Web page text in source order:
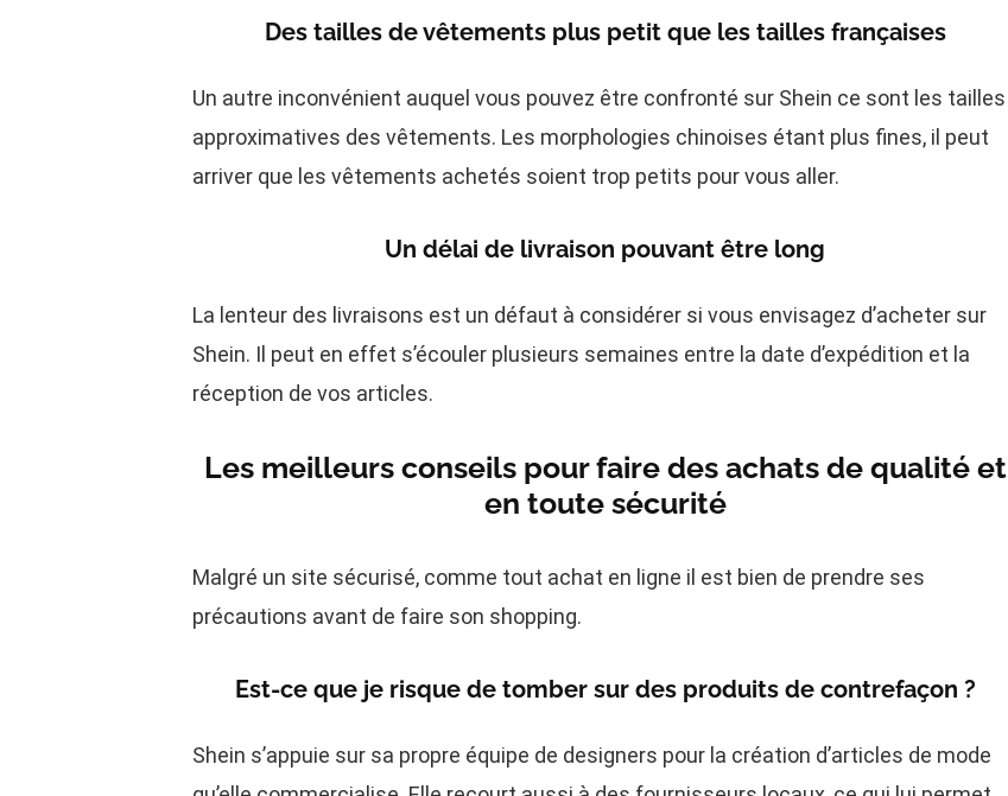
Des tailles de vêtements plus petit que les tailles françaises
Un autre inconvénient auquel vous pouvez être confronté sur Shein ce sont les tailles
approximatives des vêtements. Les morphologies chinoises étant plus fines, il peut
arriver que les vêtements achetés soient trop petits pour vous aller.
Un délai de livraison pouvant être long
La lenteur des livraisons est un défaut à considérer si vous envisagez d’acheter sur
Shein. Il peut en effet s’écouler plusieurs semaines entre la date d’expédition et la
réception de vos articles.
Les meilleurs conseils pour faire des achats de qualité et
en toute sécurité
Malgré un site sécurisé, comme tout achat en ligne il est bien de prendre ses
précautions avant de faire son shopping.
Est-ce que je risque de tomber sur des produits de contrefaçon ?
Shein s’appuie sur sa propre équipe de designers pour la création d’articles de mode